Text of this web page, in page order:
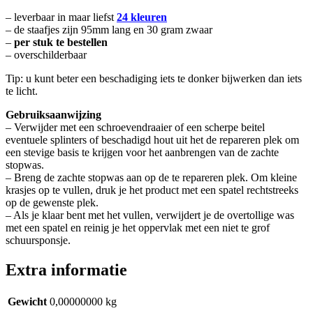
– leverbaar in maar liefst 24 kleuren
– de staafjes zijn 95mm lang en 30 gram zwaar
– per stuk te bestellen
– overschilderbaar
Tip: u kunt beter een beschadiging iets te donker bijwerken dan iets
te licht.
Gebruiksaanwijzing
– Verwijder met een schroevendraaier of een scherpe beitel
eventuele splinters of beschadigd hout uit het de repareren plek om
een stevige basis te krijgen voor het aanbrengen van de zachte
stopwas.
– Breng de zachte stopwas aan op de te repareren plek. Om kleine
krasjes op te vullen, druk je het product met een spatel rechtstreeks
op de gewenste plek.
– Als je klaar bent met het vullen, verwijdert je de overtollige was
met een spatel en reinig je het oppervlak met een niet te grof
schuursponsje.
Extra informatie
Gewicht 0,00000000 kg